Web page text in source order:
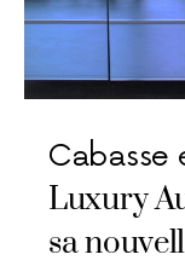
Cabasse
Luxury
sa